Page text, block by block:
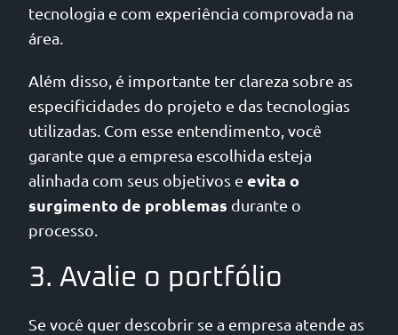
tecnologia e com experiência comprovada na
área.
Além disso, é importante ter clareza sobre as
especificidades do projeto e das tecnologias
utilizadas. Com esse entendimento, você
garante que a empresa escolhida esteja
alinhada com seus objetivos e evita o
surgimento de problemas durante o
processo.
3. Avalie o portfólio
Se você quer descobrir se a empresa atende as